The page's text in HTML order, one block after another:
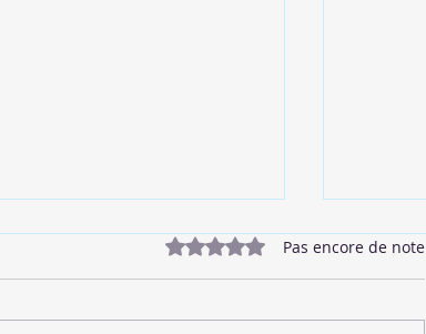
Noté 0 étoile sur 5.Pas encore de note